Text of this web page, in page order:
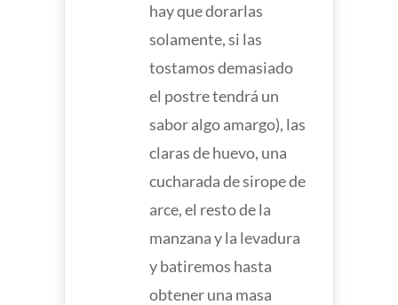
hay que dorarlas
solamente, si las
tostamos demasiado
el postre tendrá un
sabor algo amargo), las
claras de huevo, una
cucharada de sirope de
arce, el resto de la
manzana y la levadura
y batiremos hasta
obtener una masa